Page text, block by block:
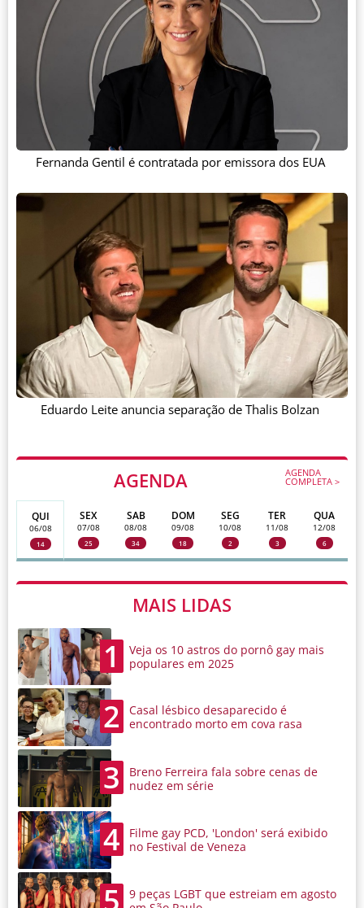
AGENDA AGENDA
COMPLETA >
QUI
06/08
14
SEX
07/08
25
SAB
08/08
34
DOM
09/08
18
SEG
10/08
2
TER
11/08
3
QUA
12/08
6
MAIS LIDAS
1
Veja os 10 astros do pornô gay mais
populares em 2025
2
Casal lésbico desaparecido é
encontrado morto em cova rasa
3
Breno Ferreira fala sobre cenas de
nudez em série
4
Filme gay PCD, 'London' será exibido
no Festival de Veneza
5
9 peças LGBT que estreiam em agosto
Fernanda Gentil é contratada por emissora dos EUA
Eduardo Leite anuncia separação de Thalis Bolzan